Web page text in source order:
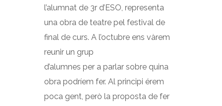
l’alumnat de 3r d’ESO, representa
una obra de teatre pel festival de
final de curs. A l’octubre ens vàrem
reunir un grup
d’alumnes per a parlar sobre quina
obra podríem fer. Al principi érem
poca gent, però la proposta de fer